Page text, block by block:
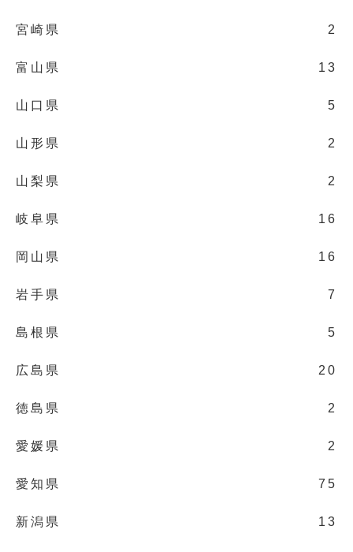
宮崎県 2
富山県 13
山口県 5
山形県 2
山梨県 2
岐阜県 16
岡山県 16
岩手県 7
島根県 5
広島県 20
徳島県 2
愛媛県 2
愛知県 75
新潟県 13